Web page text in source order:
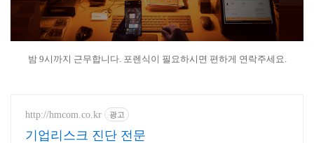
밤 9시까지 근무합니다. 포렌식이 필요하시면 편하게 연락주세요.
http://hmcom.co.kr 광고
기업리스크 진단 전문